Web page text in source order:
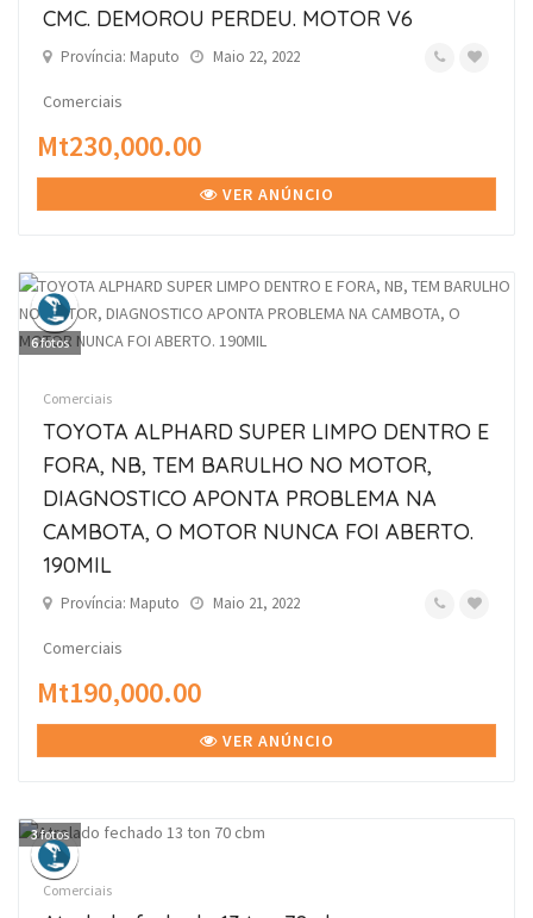
CMC. DEMOROU PERDEU. MOTOR V6
Província: Maputo Maio 22, 2022
Comerciais
Mt230,000.00
VER ANÚNCIO
6fotos
Comerciais
TOYOTA ALPHARD SUPER LIMPO DENTRO E
FORA, NB, TEM BARULHO NO MOTOR,
DIAGNOSTICO APONTA PROBLEMA NA
CAMBOTA, O MOTOR NUNCA FOI ABERTO.
190MIL
Província: Maputo Maio 21, 2022
Comerciais
Mt190,000.00
VER ANÚNCIO
3fotos
Comerciais